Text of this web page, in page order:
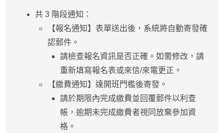
共 3 階段通知：
【報名通知】表單送出後，系統將自動寄發確
認郵件。
請檢查報名資訊是否正確。如需修改，請
重新填寫報名表或來信/來電更正。
【繳費通知】達開班門檻後寄發。
請於期限內完成繳費並回覆郵件以利查
帳，逾期未完成繳費者視同放棄參加資
格。